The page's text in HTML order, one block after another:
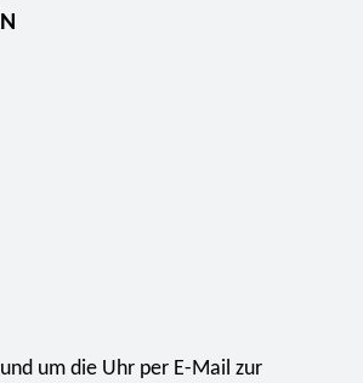
um die Uhr per E-Mail zur